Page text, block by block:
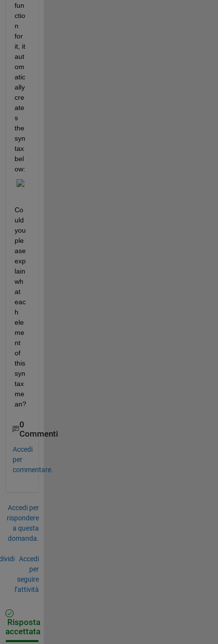
fun
ctio
n
for
it, it
aut
om
atic
ally
cre
ate
s
the
syn
tax
bel
ow:
Co
uld
you
ple
ase
exp
lain
wh
at
eac
h
ele
me
nt
of
this
syn
tax
me
an?
0
Commenti
Accedi
per
commentare.
Accedi per
rispondere
a questa
domanda.
Accedi
per
seguire
l’attività
Risposta
accettata